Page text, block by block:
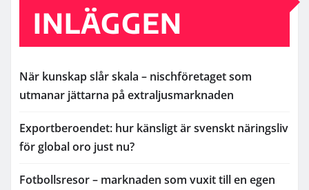
INLÄGGEN
När kunskap slår skala – nischföretaget som
utmanar jättarna på extraljusmarknaden
Exportberoendet: hur känsligt är svenskt näringsliv
för global oro just nu?
Fotbollsresor – marknaden som vuxit till en egen